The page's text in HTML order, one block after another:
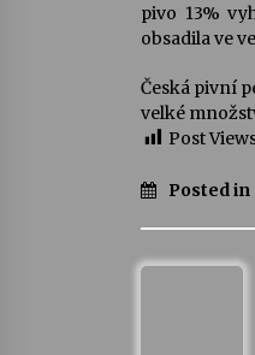
pivo 13%
obsadila ve
Česká pivní
velké
Post
Posted in